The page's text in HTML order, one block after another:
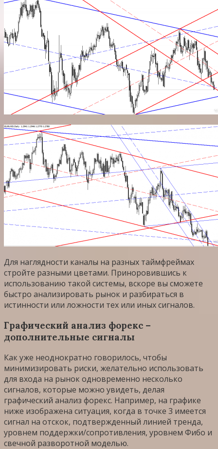
Для наглядности каналы на разных таймфреймах
стройте разными цветами. Приноровившись к
использованию такой системы, вскоре вы сможете
быстро анализировать рынок и разбираться в
истинности или ложности тех или иных сигналов.
Графический анализ форекс –
дополнительные сигналы
Как уже неоднократно говорилось, чтобы
минимизировать риски, желательно использовать
для входа на рынок одновременно несколько
сигналов, которые можно увидеть, делая
графический анализ форекс. Например, на графике
ниже изображена ситуация, когда в точке 3 имеется
сигнал на отскок, подтвержденный линией тренда,
уровнем поддержки/сопротивления, уровнем Фибо и
свечной разворотной моделью.